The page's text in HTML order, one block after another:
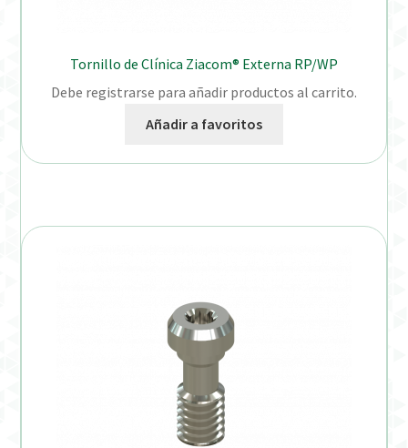
Tornillo de Clínica Ziacom® Externa RP/WP
Debe registrarse para añadir productos al carrito.
Añadir a favoritos